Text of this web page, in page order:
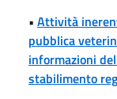
• Attività
pubblica
informazioni
stabilimento